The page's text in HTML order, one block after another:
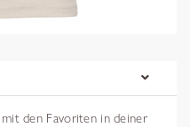
den Favoriten in deiner